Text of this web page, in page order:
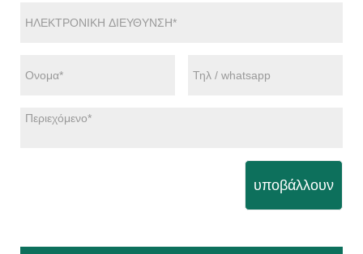
υποβάλλουν